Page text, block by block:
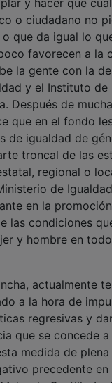
o ciudadano no
que da igual lo
favorecen a la
la gente con la
y el Instituto de
Después de
que en el fondo
de igualdad de
troncal de las
regional o
de Igualdad
en la
las condiciones
y hombre en
a la hora de
regresivas y
que se concede a
medida de
precedente en
de Castilla-La